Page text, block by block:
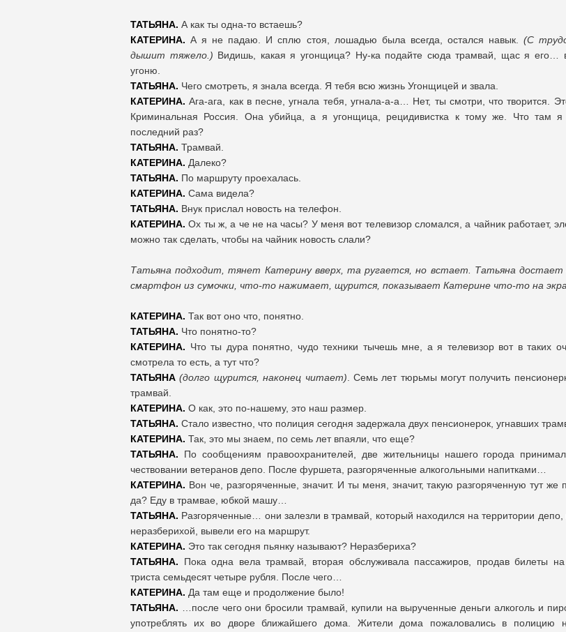
ТАТЬЯНА. А как ты одна-то встаешь?
КАТЕРИНА. А я не падаю. И сплю стоя, лошадью была всегда, остался навык.(С
дышит тяжело.) Видишь, какая я угонщица? Ну-ка подайте сюда трамвай, щас я его…
угоню.
ТАТЬЯНА. Чего смотреть, я знала всегда. Я тебя всю жизнь Угонщицей и звала.
КАТЕРИНА. Ага-ага, как в песне, угнала тебя, угнала-а-а… Нет, ты смотри, что творится.
Криминальная Россия. Она убийца, а я угонщица, рецидивистка к тому же. Что там я
последний раз?
ТАТЬЯНА. Трамвай.
КАТЕРИНА. Далеко?
ТАТЬЯНА. По маршруту проехалась.
КАТЕРИНА. Сама видела?
ТАТЬЯНА. Внук прислал новость на телефон.
КАТЕРИНА. Ох ты ж, а че не на часы? У меня вот телевизор сломался, а чайник работает,
можно так сделать, чтобы на чайник новость слали?
Татьяна подходит, тянет Катерину вверх, та ругается, но встает. Татьяна достает
смартфон из сумочки, что-то нажимает, щурится, показывает Катерине что-то на
КАТЕРИНА. Так вот оно что, понятно.
ТАТЬЯНА. Что понятно-то?
КАТЕРИНА. Что ты дура понятно, чудо техники тычешь мне, а я телевизор вот в таких
смотрела то есть, а тут что?
ТАТЬЯНА (долго щурится, наконец читает) . Семь лет тюрьмы могут получить
трамвай.
КАТЕРИНА. О как, это по-нашему, это наш размер.
ТАТЬЯНА. Стало известно, что полиция сегодня задержала двух пенсионерок, угнавших
КАТЕРИНА. Так, это мы знаем, по семь лет впаяли, что еще?
ТАТЬЯНА. По сообщениям правоохранителей, две жительницы нашего города
чествовании ветеранов депо. После фуршета, разгоряченные алкогольными напитками…
КАТЕРИНА. Вон че, разгоряченные, значит. И ты меня, значит, такую разгоряченную тут же
да? Еду в трамвае, юбкой машу…
ТАТЬЯНА. Разгоряченные… они залезли в трамвай, который находился на территории депо,
неразберихой, вывели его на маршрут.
КАТЕРИНА. Это так сегодня пьянку называют? Неразбериха?
ТАТЬЯНА. Пока одна вела трамвай, вторая обслуживала пассажиров, продав билеты
триста семьдесят четыре рубля. После чего…
КАТЕРИНА. Да там еще и продолжение было!
ТАТЬЯНА. …после чего они бросили трамвай, купили на вырученные деньги алкоголь и
употреблять их во дворе ближайшего дома. Жители дома пожаловались в полицию